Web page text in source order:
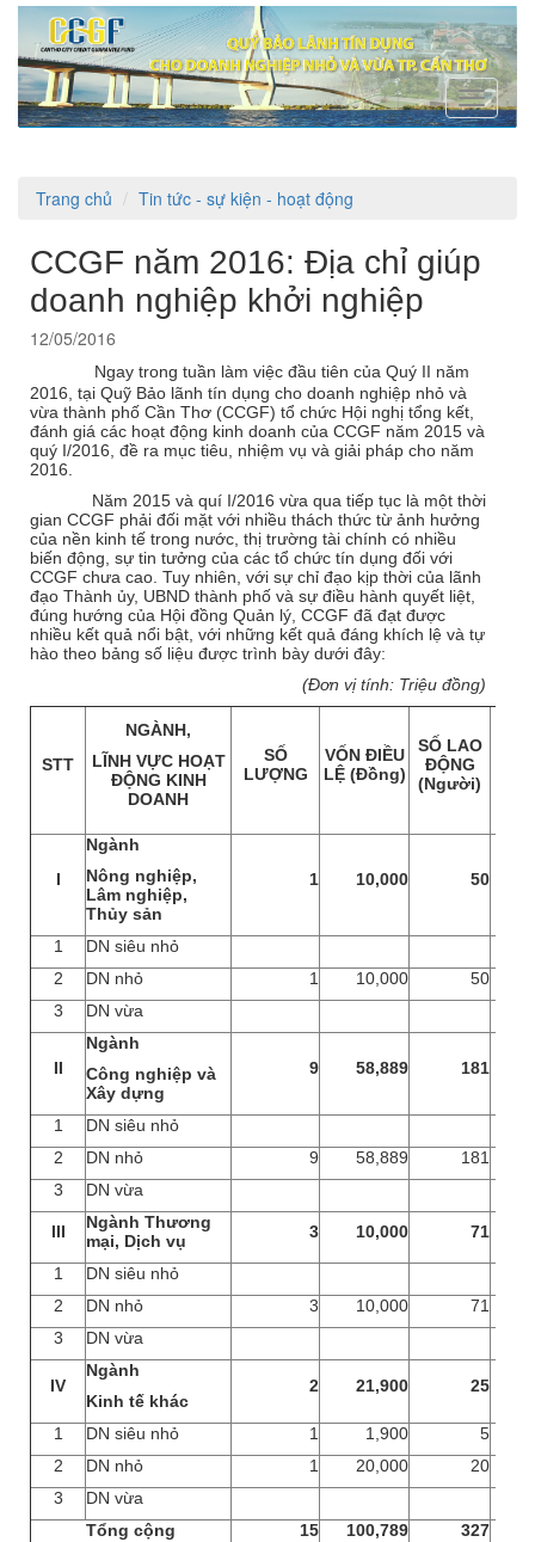
Toggle
Trang chủ Tin tức - sự kiện - hoạt động
CCGF năm 2016: Địa chỉ giúp
doanh nghiệp khởi nghiệp
12/05/2016
Ngay trong tuần làm việc đầu tiên của Quý II năm
2016, tại Quỹ Bảo lãnh tín dụng cho doanh nghiệp nhỏ và
vừa thành phố Cần Thơ (CCGF) tổ chức Hội nghị tổng kết,
đánh giá các hoạt động kinh doanh của CCGF năm 2015 và
quý I/2016, đề ra mục tiêu, nhiệm vụ và giải pháp cho năm
2016.
Năm 2015 và quí I/2016 vừa qua tiếp tục là một thời
gian CCGF phải đối mặt với nhiều thách thức từ ảnh hưởng
của nền kinh tế trong nước, thị trường tài chính có nhiều
biến động, sự tin tưởng của các tổ chức tín dụng đối với
CCGF chưa cao. Tuy nhiên, với sự chỉ đạo kịp thời của lãnh
đạo Thành ủy, UBND thành phố và sự điều hành quyết liệt,
đúng hướng của Hội đồng Quản lý, CCGF đã đạt được
nhiều kết quả nổi bật, với những kết quả đáng khích lệ và tự
hào theo bảng số liệu được trình bày dưới đây:
(Đơn vị tính: Triệu đồng)
STT
NGÀNH,
LĨNH VỰC HOẠT
ĐỘNG KINH
DOANH
SỐ
LƯỢNG
VỐN ĐIỀU
LỆ (Đồng)
SỐ LAO
ĐỘNG
(Người)
I
Ngành
Nông nghiệp,
Lâm nghiệp,
Thủy sản
1 10,000 50
1
DN siêu nhỏ
2
DN nhỏ 1 10,000
50
3
DN vừa
II
Ngành
Công nghiệp và
Xây dựng
9 58,889 181
1
DN siêu nhỏ
2
DN nhỏ 9 58,889 181
3
DN vừa
III
Ngành Thương
mại, Dịch vụ
3 10,000 71
1
DN siêu nhỏ
2
DN nhỏ 3 10,000 71
3
DN vừa
IV
Ngành
Kinh tế khác
2 21,900 25
1 DN siêu nhỏ 1 1,900
5
2
DN nhỏ 1 20,000
20
3
DN vừa
Tổng cộng
15 100,789 327